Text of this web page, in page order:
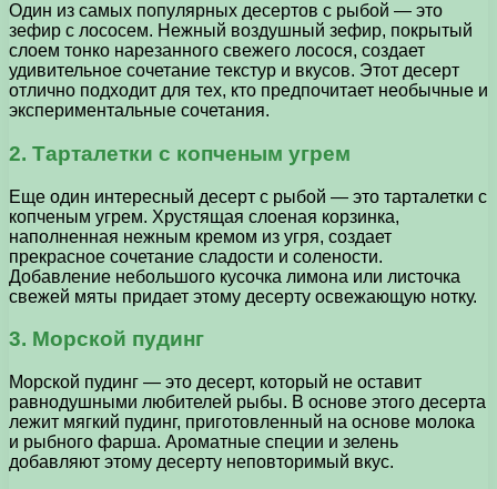
Один из самых популярных десертов с рыбой — это
зефир с лососем. Нежный воздушный зефир, покрытый
слоем тонко нарезанного свежего лосося, создает
удивительное сочетание текстур и вкусов. Этот десерт
отлично подходит для тех, кто предпочитает необычные и
экспериментальные сочетания.
2. Тарталетки с копченым угрем
Еще один интересный десерт с рыбой — это тарталетки с
копченым угрем. Хрустящая слоеная корзинка,
наполненная нежным кремом из угря, создает
прекрасное сочетание сладости и солености.
Добавление небольшого кусочка лимона или листочка
свежей мяты придает этому десерту освежающую нотку.
3. Морской пудинг
Морской пудинг — это десерт, который не оставит
равнодушными любителей рыбы. В основе этого десерта
лежит мягкий пудинг, приготовленный на основе молока
и рыбного фарша. Ароматные специи и зелень
добавляют этому десерту неповторимый вкус.